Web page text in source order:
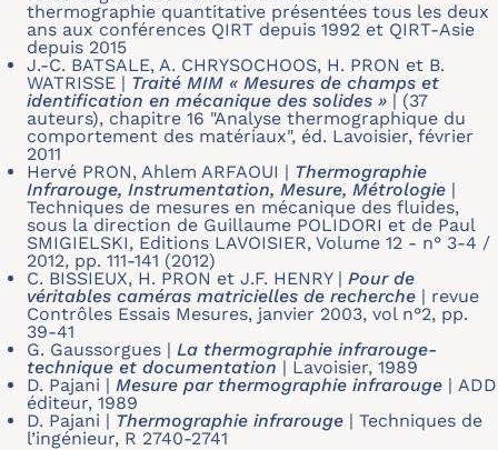
thermographie quantitative présentées tous les deux
ans aux conférences QIRT depuis 1992 et QIRT-Asie
depuis 2015
J.-C. BATSALE, A. CHRYSOCHOOS, H. PRON et B.
WATRISSE | Traité MIM « Mesures de champs et
identification en mécanique des solides » | (37
auteurs), chapitre 16 "Analyse thermographique du
comportement des matériaux", éd. Lavoisier, février
2011
Hervé PRON, Ahlem ARFAOUI | Thermographie
Infrarouge, Instrumentation, Mesure, Métrologie |
Techniques de mesures en mécanique des fluides,
sous la direction de Guillaume POLIDORI et de Paul
SMIGIELSKI, Editions LAVOISIER, Volume 12 - n° 3-4 /
2012, pp. 111-141 (2012)
C. BISSIEUX, H. PRON et J.F. HENRY | Pour de
véritables caméras matricielles de recherche | revue
Contrôles Essais Mesures, janvier 2003, vol n°2, pp.
39-41
G. Gaussorgues | La thermographie infrarouge-
technique et documentation | Lavoisier, 1989
D. Pajani | Mesure par thermographie infrarouge | ADD
éditeur, 1989
D. Pajani | Thermographie infrarouge | Techniques de
l’ingénieur, R 2740-2741